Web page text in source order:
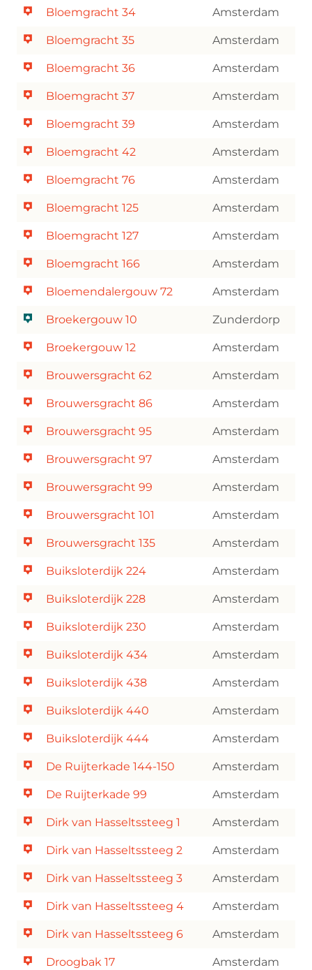
Bloemgracht 34 Amsterdam
Bloemgracht 35 Amsterdam
Bloemgracht 36 Amsterdam
Bloemgracht 37 Amsterdam
Bloemgracht 39 Amsterdam
Bloemgracht 42 Amsterdam
Bloemgracht 76 Amsterdam
Bloemgracht 125 Amsterdam
Bloemgracht 127 Amsterdam
Bloemgracht 166 Amsterdam
Bloemendalergouw 72 Amsterdam
Broekergouw 10 Zunderdorp
Broekergouw 12 Amsterdam
Brouwersgracht 62 Amsterdam
Brouwersgracht 86 Amsterdam
Brouwersgracht 95 Amsterdam
Brouwersgracht 97 Amsterdam
Brouwersgracht 99 Amsterdam
Brouwersgracht 101 Amsterdam
Brouwersgracht 135 Amsterdam
Buiksloterdijk 224 Amsterdam
Buiksloterdijk 228 Amsterdam
Buiksloterdijk 230 Amsterdam
Buiksloterdijk 434 Amsterdam
Buiksloterdijk 438 Amsterdam
Buiksloterdijk 440 Amsterdam
Buiksloterdijk 444 Amsterdam
De Ruijterkade 144-150 Amsterdam
De Ruijterkade 99 Amsterdam
Dirk van Hasseltssteeg 1 Amsterdam
Dirk van Hasseltssteeg 2 Amsterdam
Dirk van Hasseltssteeg 3 Amsterdam
Dirk van Hasseltssteeg 4 Amsterdam
Dirk van Hasseltssteeg 6 Amsterdam
Droogbak 17 Amsterdam